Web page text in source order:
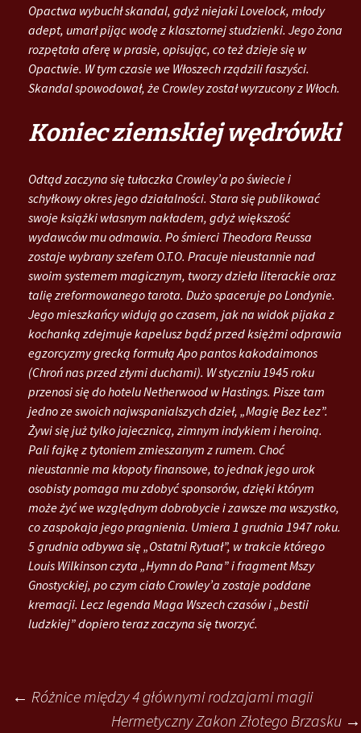
Opactwa wybuchł skandal, gdyż niejaki Lovelock, młody
adept, umarł pijąc wodę z klasztornej studzienki. Jego żona
rozpętała aferę w prasie, opisując, co też dzieje się w
Opactwie. W tym czasie we Włoszech rządzili faszyści.
Skandal spowodował, że Crowley został wyrzucony z Włoch.
Koniec ziemskiej wędrówki
Odtąd zaczyna się tułaczka Crowley’a po świecie i
schyłkowy okres jego działalności. Stara się publikować
swoje książki własnym nakładem, gdyż większość
wydawców mu odmawia. Po śmierci Theodora Reussa
zostaje wybrany szefem O.T.O. Pracuje nieustannie nad
swoim systemem magicznym, tworzy dzieła literackie oraz
talię zreformowanego tarota. Dużo spaceruje po Londynie.
Jego mieszkańcy widują go czasem, jak na widok pijaka z
kochanką zdejmuje kapelusz bądź przed księżmi odprawia
egzorcyzmy grecką formułą Apo pantos kakodaimonos
(Chroń nas przed złymi duchami). W styczniu 1945 roku
przenosi się do hotelu Netherwood w Hastings. Pisze tam
jedno ze swoich najwspanialszych dzieł, „Magię Bez Łez”.
Żywi się już tylko jajecznicą, zimnym indykiem i heroiną.
Pali fajkę z tytoniem zmieszanym z rumem. Choć
nieustannie ma kłopoty finansowe, to jednak jego urok
osobisty pomaga mu zdobyć sponsorów, dzięki którym
może żyć we względnym dobrobycie i zawsze ma wszystko,
co zaspokaja jego pragnienia. Umiera 1 grudnia 1947 roku.
5 grudnia odbywa się „Ostatni Rytuał”, w trakcie którego
Louis Wilkinson czyta „Hymn do Pana” i fragment Mszy
Gnostyckiej, po czym ciało Crowley’a zostaje poddane
kremacji. Lecz legenda Maga Wszech czasów i „bestii
ludzkiej” dopiero teraz zaczyna się tworzyć.
Post
← Różnice między 4 głównymi rodzajami magii
Hermetyczny Zakon Złotego Brzasku →